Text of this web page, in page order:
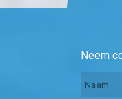
Neem